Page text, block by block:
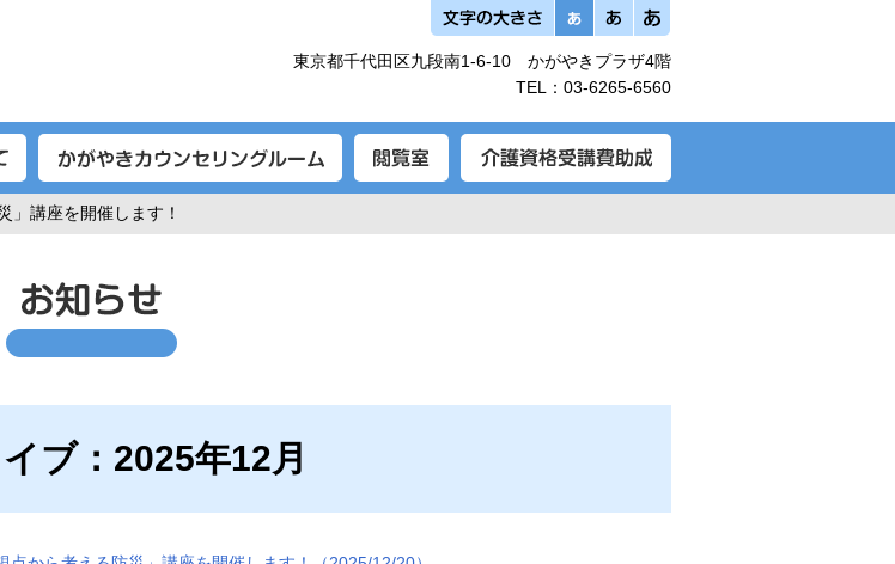
東京都千代田区九段南1-6-10 かがやきプラザ4階
TEL： 03-6265-6560
」講座を開催します！
ブ：2025年12月